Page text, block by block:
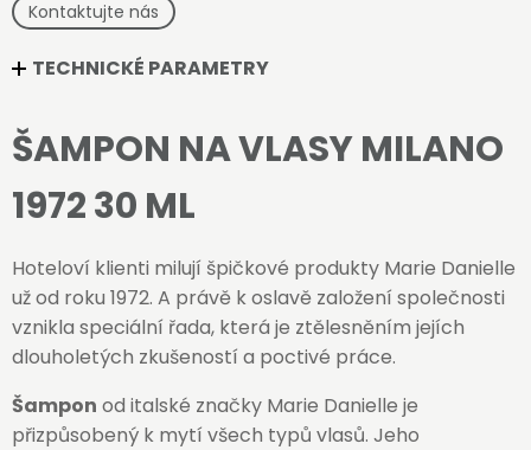
Kontaktujte nás
TECHNICKÉ PARAMETRY
ŠAMPON NA VLASY MILANO
1972 30 ML
Hoteloví klienti milují špičkové produkty Marie Danielle
už od roku 1972. A právě k oslavě založení společnosti
vznikla speciální řada, která je ztělesněním jejích
dlouholetých zkušeností a poctivé práce.
Šampon od italské značky Marie Danielle je
přizpůsobený k mytí všech typů vlasů. Jeho